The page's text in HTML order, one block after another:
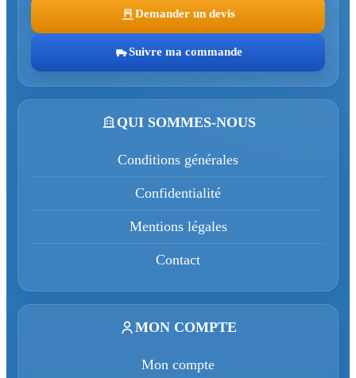
Demander un devis
Suivre ma commande
QUI SOMMES-NOUS
Conditions générales
Confidentialité
Mentions légales
Contact
MON COMPTE
Mon compte